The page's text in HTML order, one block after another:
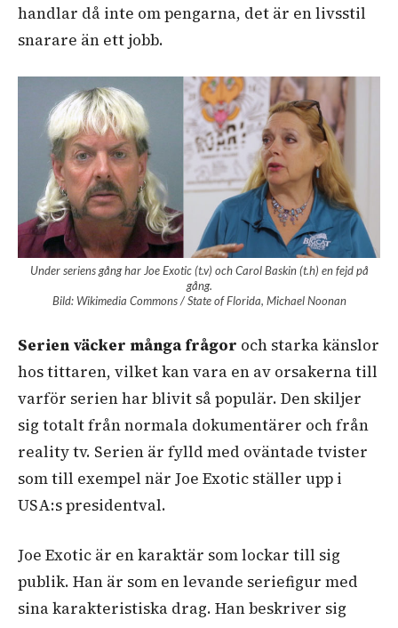
handlar då inte om pengarna, det är en livsstil
snarare än ett jobb.
Under seriens gång har Joe Exotic (t.v) och Carol Baskin (t.h) en fejd på
gång.
Bild: Wikimedia Commons / State of Florida, Michael Noonan
Serien väcker många frågor och starka känslor
hos tittaren, vilket kan vara en av orsakerna till
varför serien har blivit så populär. Den skiljer
sig totalt från normala dokumentärer och från
reality tv. Serien är fylld med oväntade tvister
som till exempel när Joe Exotic ställer upp i
USA:s presidentval.
Joe Exotic är en karaktär som lockar till sig
publik. Han är som en levande seriefigur med
sina karakteristiska drag. Han beskriver sig